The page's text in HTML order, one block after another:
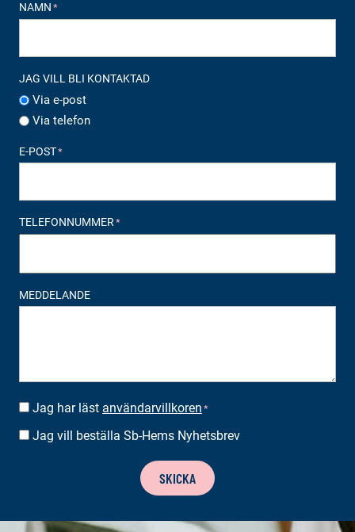
NAMN *
JAG VILL BLI KONTAKTAD
Via e-post
Via telefon
E-POST*
TELEFONNUMMER*
MEDDELANDE
SUOSTUMUS *
Jag har läst användarvillkoren *
BESTÄLLA
Jag vill beställa Sb-Hems Nyhetsbrev
SKICKA